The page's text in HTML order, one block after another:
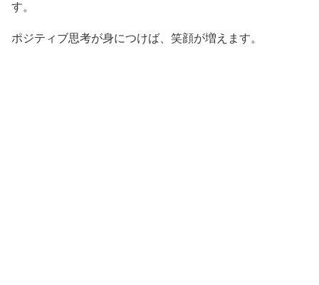
す。
ポジティブ思考が身につけば、笑顔が増えます。